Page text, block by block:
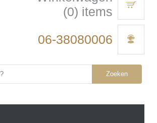
(0) items
06-38080006
Zoeken